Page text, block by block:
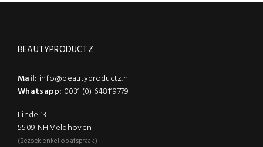
BEAUTYPRODUCTZ
Mail: info@beautyproductz.nl
Whatsapp: 0031 (0) 648119779
Linde 13
5509 NH Veldhoven
(Bezoek enkel op afspraak)